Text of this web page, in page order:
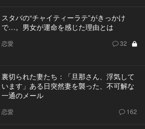
スタバの“チャイティーラテ”がきっかけ
で…。男女が運命を感じた理由とは
恋愛 32
裏切られた妻たち：「旦那さん、浮気して
います」ある日突然妻を襲った、不可解な
一通のメール
恋愛 162